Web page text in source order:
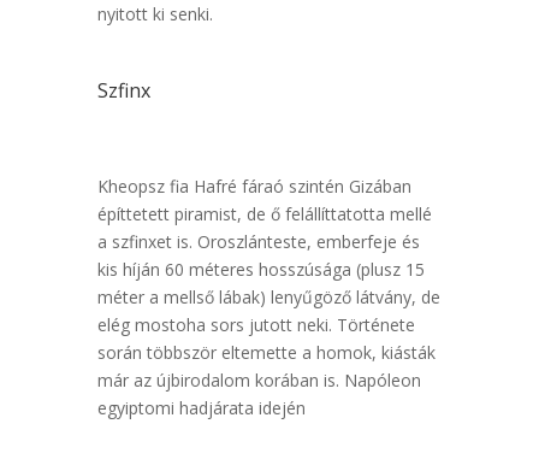
nyitott ki senki.
Szfinx
Kheopsz fia Hafré fáraó szintén Gizában
építtetett piramist, de ő felállíttatotta mellé
a szfinxet is. Oroszlánteste, emberfeje és
kis híján 60 méteres hosszúsága (plusz 15
méter a mellső lábak) lenyűgöző látvány, de
elég mostoha sors jutott neki. Története
során többször eltemette a homok, kiásták
már az újbirodalom korában is. Napóleon
egyiptomi hadjárata idején